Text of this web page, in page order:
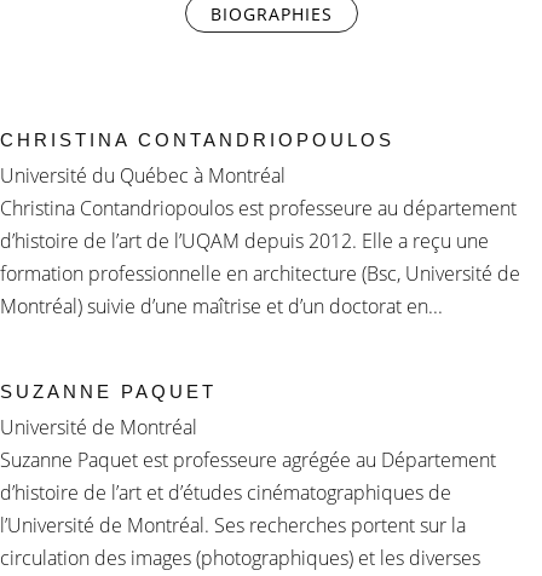
BIOGRAPHIES (ONGLET ACTIF)
CHRISTINA CONTANDRIOPOULOS
Université du Québec à Montréal
Christina Contandriopoulos est professeure au département
d’histoire de l’art de l’UQAM depuis 2012. Elle a reçu une
formation professionnelle en architecture (Bsc, Université de
Montréal) suivie d’une maîtrise et d’un doctorat en...
SUZANNE PAQUET
Université de Montréal
Suzanne Paquet est professeure agrégée au Département
d’histoire de l’art et d’études cinématographiques de
l’Université de Montréal. Ses recherches portent sur la
circulation des images (photographiques) et les diverses